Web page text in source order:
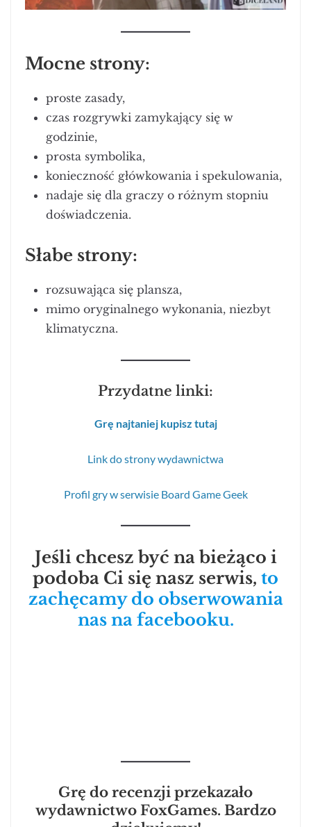
Mocne strony:
proste zasady,
czas rozgrywki zamykający się w
godzinie,
prosta symbolika,
konieczność główkowania i spekulowania,
nadaje się dla graczy o różnym stopniu
doświadczenia.
Słabe strony:
rozsuwająca się plansza,
mimo oryginalnego wykonania, niezbyt
klimatyczna.
Przydatne linki:
Grę najtaniej kupisz tutaj
Link do strony wydawnictwa
Profil gry w serwisie Board Game Geek
Jeśli chcesz być na bieżąco i
podoba Ci się nasz serwis, to
zachęcamy do obserwowania
nas na facebooku.
Grę do recenzji przekazało
wydawnictwo FoxGames. Bardzo